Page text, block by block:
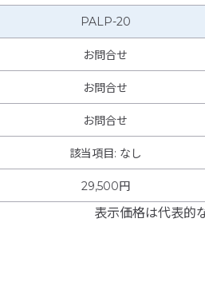
PALP-20
お問合せ
お問合せ
お問合せ
該当項目: なし
29,500円
表示価格は代表的